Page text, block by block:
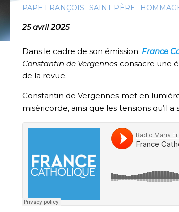
PAPE FRANÇOIS SAINT-PÈRE
25 avril 2025
Dans le cadre de son émission France
Constantin de Vergennes consacre une
de la revue.
Constantin de Vergennes met en
miséricorde, ainsi que les tensions qu’il